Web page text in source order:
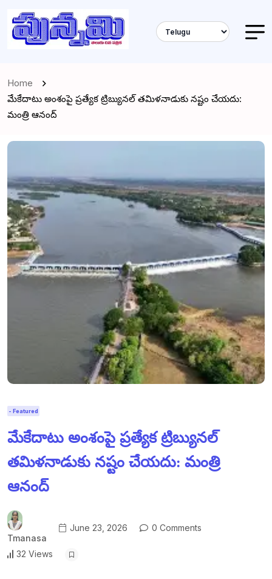
Home
మేకేదాటు అంశంపై ప్రత్యేక ట్రిబ్యునల్ తమిళనాడుకు నష్టం చేయదు:
మంత్రి ఆనంద్
- Featured
మేకేదాటు అంశంపై ప్రత్యేక ట్రిబ్యునల్
తమిళనాడుకు నష్టం చేయదు: మంత్రి
ఆనంద్
Tmanasa
June 23, 2026 0 Comments
32 Views